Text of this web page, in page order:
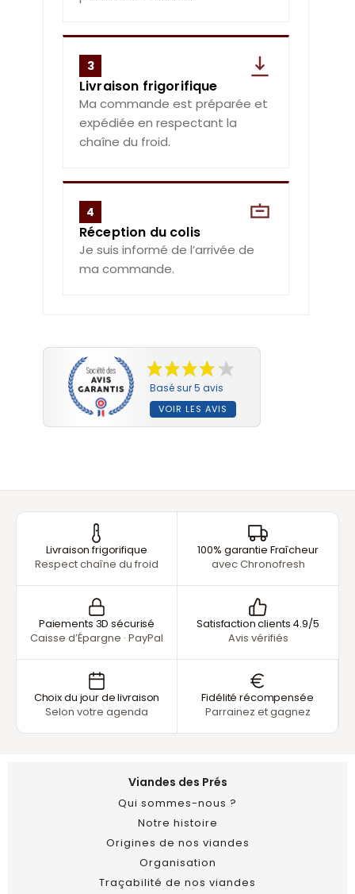
3
Livraison frigorifique
Ma commande est préparée et
expédiée en respectant la
chaîne du froid.
4
Réception du colis
Je suis informé de l’arrivée de
ma commande.
Basé sur 5 avis
VOIR LES AVIS
Livraison frigorifique
Respect chaîne du froid
100% garantie Fraîcheur
avec Chronofresh
Paiements 3D sécurisé
Caisse d’Épargne · PayPal
Satisfaction clients 4.9/5
Avis vérifiés
Choix du jour de livraison
Selon votre agenda
Fidélité récompensée
Parrainez et gagnez
Viandes des Prés
Qui sommes-nous ?
Notre histoire
Origines de nos viandes
Organisation
Traçabilité de nos viandes